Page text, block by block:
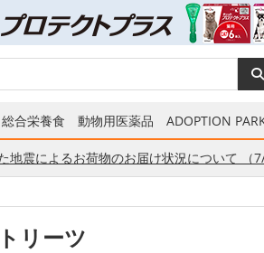
総合栄養食 動物用医薬品 ADOPTION
地震によるお荷物のお届け状況について （
リーツ